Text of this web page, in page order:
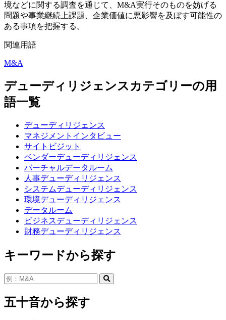
境などに関する調査を通じて、M&A実行そのものを妨げる
問題や事業継続上課題、企業価値に悪影響を及ぼす可能性の
ある事項を把握する。
関連用語
M&A
デューディリジェンスカテゴリーの用
語一覧
デューディリジェンス
マネジメントインタビュー
サイトビジット
ベンダーデューディリジェンス
バーチャルデータルーム
人事デューディリジェンス
システムデューディリジェンス
環境デューディリジェンス
データルーム
ビジネスデューディリジェンス
財務デューディリジェンス
キーワードから探す
五十音から探す